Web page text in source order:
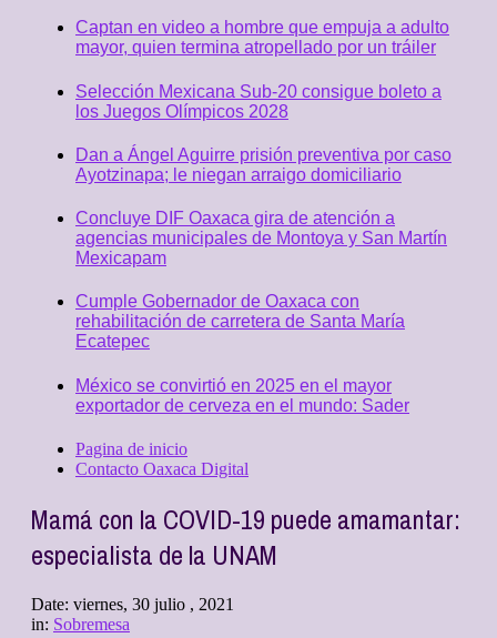
Captan en video a hombre que empuja a adulto
mayor, quien termina atropellado por un tráiler
Selección Mexicana Sub-20 consigue boleto a
los Juegos Olímpicos 2028
Dan a Ángel Aguirre prisión preventiva por caso
Ayotzinapa; le niegan arraigo domiciliario
Concluye DIF Oaxaca gira de atención a
agencias municipales de Montoya y San Martín
Mexicapam
Cumple Gobernador de Oaxaca con
rehabilitación de carretera de Santa María
Ecatepec
México se convirtió en 2025 en el mayor
exportador de cerveza en el mundo: Sader
Pagina de inicio
Contacto Oaxaca Digital
Mamá con la COVID-19 puede amamantar:
especialista de la UNAM
Date: viernes, 30 julio , 2021
in: Sobremesa